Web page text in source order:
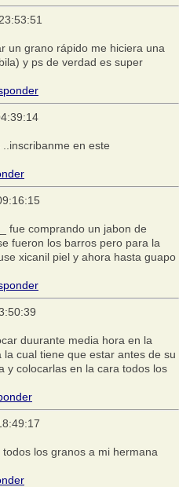
un grano rápido me hiciera una
y ps de verdad es super
en este
fue comprando un jabon de
fueron los barros pero para la
xicanil piel y ahora hasta guapo
duurante media hora en la
cual tiene que estar antes de su
y colocarlas en la cara todos los
los granos a mi hermana